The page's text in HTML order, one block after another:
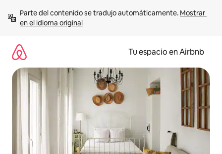
contenido
Parte del contenido se tradujo automáticamente. Mostrar
en el idioma original
Tu espacio en Airbnb